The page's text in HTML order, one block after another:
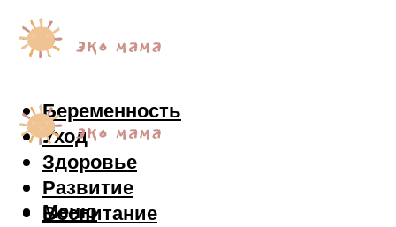
Беременность
Уход
Здоровье
Развитие
Воспитание
Меню